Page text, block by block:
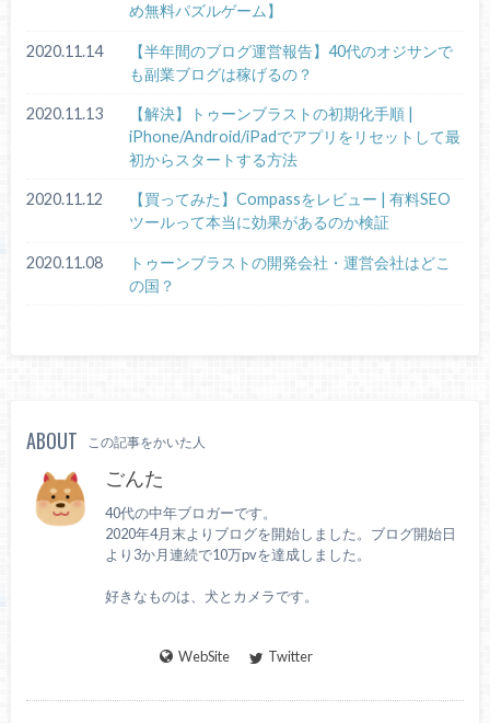
め無料パズルゲーム】
2020.11.14
【半年間のブログ運営報告】40代のオジサンで
も副業ブログは稼げるの？
2020.11.13
【解決】トゥーンブラストの初期化手順 |
iPhone/Android/iPadでアプリをリセットして最
初からスタートする方法
2020.11.12
【買ってみた】Compassをレビュー | 有料SEO
ツールって本当に効果があるのか検証
2020.11.08
トゥーンブラストの開発会社・運営会社はどこ
の国？
ABOUT この記事をかいた人
ごんた
40代の中年ブロガーです。
2020年4月末よりブログを開始しました。ブログ開始日
より3か月連続で10万pvを達成しました。
好きなものは、犬とカメラです。
WebSite Twitter